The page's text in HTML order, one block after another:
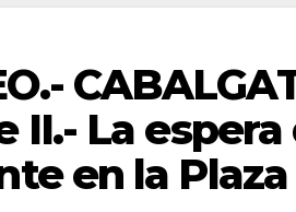
II.- La
en la